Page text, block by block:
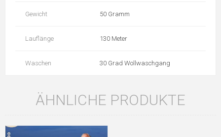
Gewicht 50 Gramm
Lauflänge 130 Meter
Waschen 30 Grad Wollwaschgang
ÄHNLICHE PRODUKTE